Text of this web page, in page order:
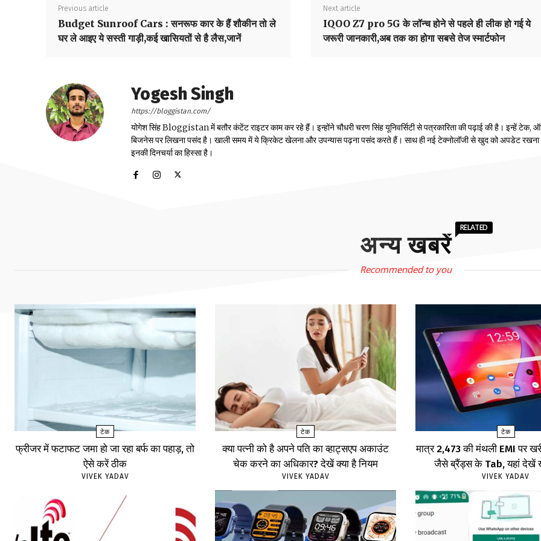
Previous article
Budget Sunroof Cars : सनरूफ कार के हैं शौकीन तो ले
घर ले आइए ये सस्ती गाड़ी,कई खासियतों से है लैस,जानें
Next article
IQOO Z7 pro 5G के लॉन्च होने से पहले ही लीक हो गई ये
जरूरी जानकारी,अब तक का होगा सबसे तेज स्मार्टफोन
Yogesh Singh
https://bloggistan.com/
योगेश सिंह Bloggistan में बतौर कंटेंट राइटर काम कर रहे हैं। इन्होंने चौधरी चरण सिंह यूनिवर्सिटी से पत्रकारिता की पढ़ाई की है। इन्हें टेक,
बिजनेस पर लिखना पसंद है। खाली समय में ये क्रिकेट खेलना और उपन्यास पढ़ना पसंद करते हैं। साथ ही नई टेक्नोलॉजी से खुद को अपडेट रखना
इनकी दिनचर्या का हिस्सा है।
अन्य खबरें
RELATED
Recommended to you
टेक
फ्रीजर में फटाफट जमा हो जा रहा बर्फ का पहाड़, तो
ऐसे करें ठीक
VIVEK YADAV
टेक
क्या पत्नी को है अपने पति का व्हाट्सएप अकाउंट
चेक करने का अधिकार? देखें क्या है नियम
VIVEK YADAV
टेक
मात्र ₹2,473 की मंथली EMI पर
जैसे ब्रैंड्स के Tab, यहां देखें
VIVEK YADAV